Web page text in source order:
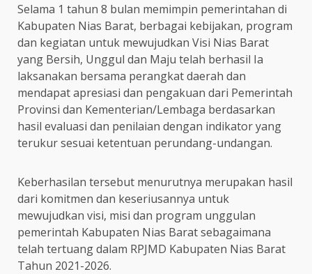
Selama 1 tahun 8 bulan memimpin pemerintahan di
Kabupaten Nias Barat, berbagai kebijakan, program
dan kegiatan untuk mewujudkan Visi Nias Barat
yang Bersih, Unggul dan Maju telah berhasil Ia
laksanakan bersama perangkat daerah dan
mendapat apresiasi dan pengakuan dari Pemerintah
Provinsi dan Kementerian/Lembaga berdasarkan
hasil evaluasi dan penilaian dengan indikator yang
terukur sesuai ketentuan perundang-undangan.
Keberhasilan tersebut menurutnya merupakan hasil
dari komitmen dan keseriusannya untuk
mewujudkan visi, misi dan program unggulan
pemerintah Kabupaten Nias Barat sebagaimana
telah tertuang dalam RPJMD Kabupaten Nias Barat
Tahun 2021-2026.